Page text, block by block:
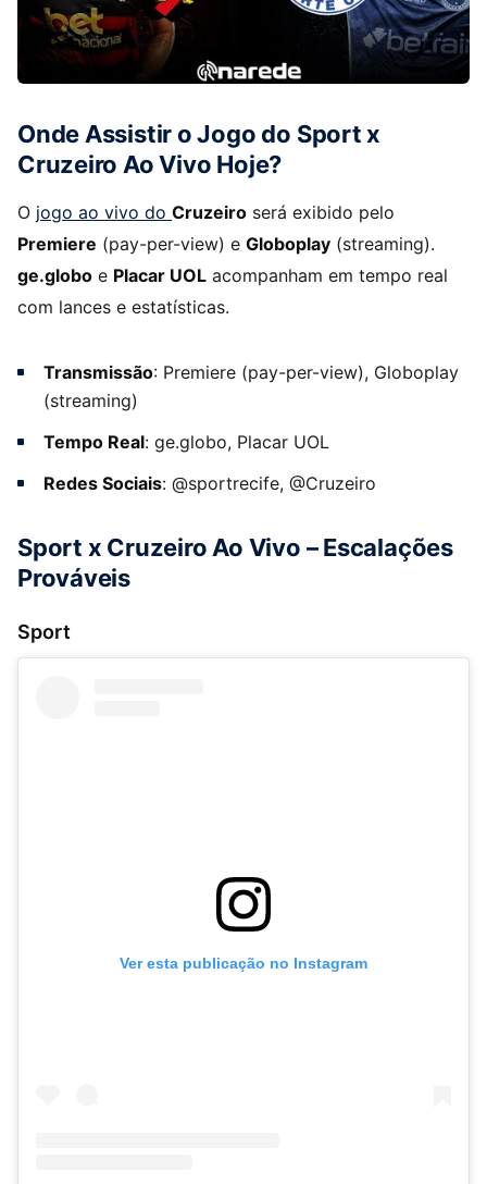
Onde Assistir o Jogo do Sport x
Cruzeiro Ao Vivo Hoje?
O jogo ao vivo do Cruzeiro será exibido pelo
Premiere (pay-per-view) e Globoplay (streaming).
ge.globo e Placar UOL acompanham em tempo real
com lances e estatísticas.
Transmissão: Premiere (pay-per-view), Globoplay
(streaming)
Tempo Real: ge.globo, Placar UOL
Redes Sociais: @sportrecife, @Cruzeiro
Sport x Cruzeiro Ao Vivo – Escalações
Prováveis
Sport
Ver esta publicação no Instagram